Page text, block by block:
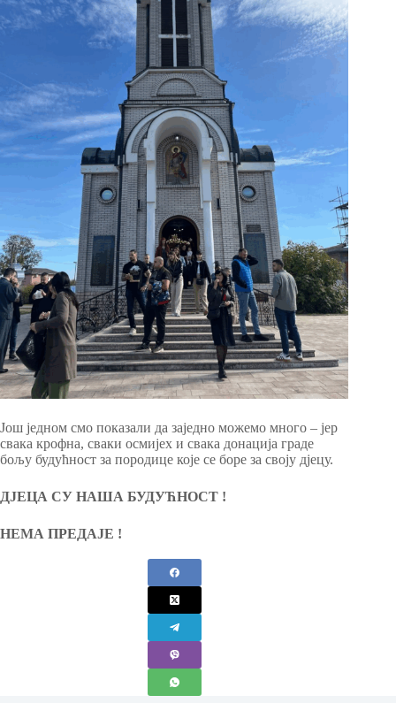
Још једном смо показали да заједно можемо много – јер
свака крофна, сваки осмијех и свака донација граде
бољу будућност за породице које се боре за своју дјецу.
ДЈЕЦА СУ НАША БУДУЋНОСТ !
НЕМА ПРЕДАЈЕ !